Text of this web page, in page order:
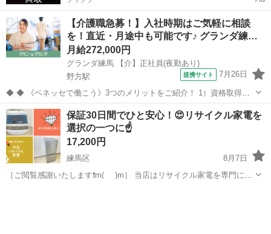
【介護職急募！】入社時期はご気軽に相談
を！直近・月途中も可能です♪ グランダ練…
月給272,000円
グランダ練馬 【介】正社員(夜勤あり)
野方駅
提携サイト 7月26日
◆ ◆ 《ベネッセで働こう》3つのメリットをご紹介！ 1）資格取得支
援制度＆受験・研修費の実費負担あり！(規定あり) 2）着実にキャリア
を磨けるでステップアップフィールドが充実！ 3）他社講座も受講
OK！ 《入社後サポ...
東京 練馬区 野方駅 介護
保証30日間でひと安心！😍リサイクル家電を
選択の一つに☝
17,200円
練馬区
8月7日
［ご閲覧感謝いたします❗m(_ _)m］ 当店はリサイクル家電を専門に販